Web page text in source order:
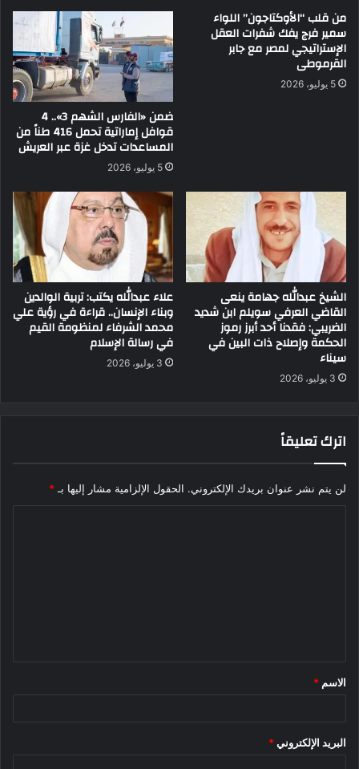
من قلب “الأوكتاجون” اللواء
سمير فرج يفك شفرات العقل
الإستراتيجي لمصر مع جابر
القرموطى
5 يوليو، 2026
ضمن «الفارس الشهم 3».. 4
قوافل إماراتية تحمل 416 طناً من
المساعدات تدخل غزة عبر العريش
5 يوليو، 2026
الشيخ عبدالله جهامة ينعى
القاضي العرفي سويلم ابن شديد
الضريبي: فقدنا أحد أبرز رموز
الحكمة وإصلاح ذات البين في
سيناء
3 يوليو، 2026
علاء عبدالله يكتب: تربية الوالدين
وبناء الإنسان.. قراءة في رؤية علي
محمد الشرفاء لمنظومة القيم
في رسالة الإسلام
3 يوليو، 2026
اترك تعليقاً
لن يتم نشر عنوان بريدك الإلكتروني. الحقول الإلزامية مشار إليها بـ *
*
الاسم *
البريد الإلكتروني *